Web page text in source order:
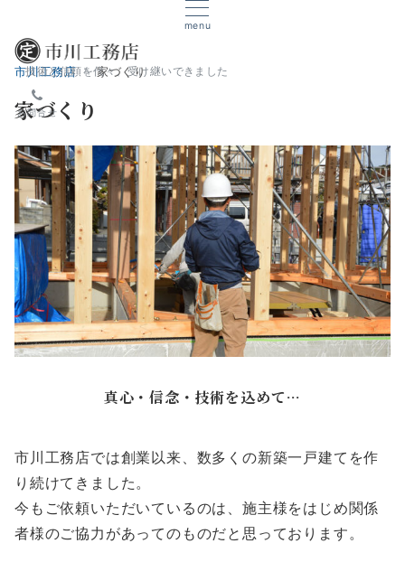
menu
技術と信頼を代々、受け継いできました
お問合せ
市川工務店 家づくり
家づくり
真心・信念・技術を込めて…
市川工務店では創業以来、数多くの新築一戸建てを作
り続けてきました。
今もご依頼いただいているのは、施主様をはじめ関係
者様のご協力があってのものだと思っております。